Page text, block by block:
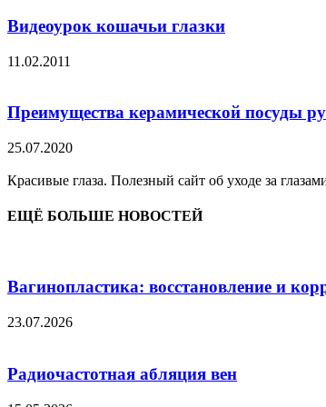
Видеоурок кошачьи глазки
11.02.2011
Преимущества керамической посуды
25.07.2020
Красивые глаза. Полезный сайт об уходе за
ЕЩЁ БОЛЬШЕ НОВОСТЕЙ
Вагинопластика: восстановление и
23.07.2026
Радиочастотная абляция вен